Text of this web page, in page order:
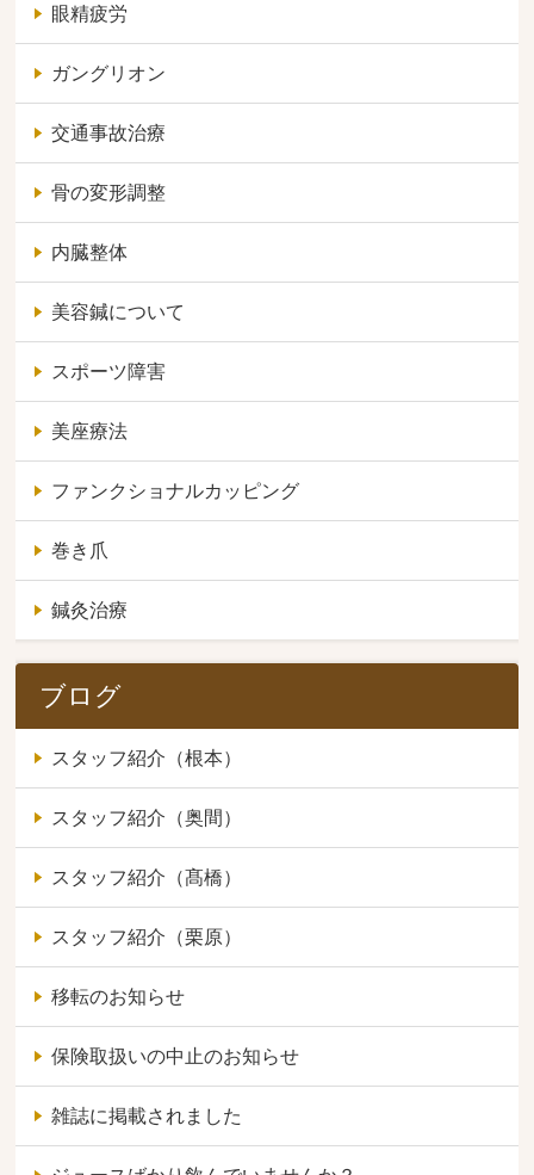
眼精疲労
ガングリオン
交通事故治療
骨の変形調整
内臓整体
美容鍼について
スポーツ障害
美座療法
ファンクショナルカッピング
巻き爪
鍼灸治療
ブログ
スタッフ紹介（根本）
スタッフ紹介（奥間）
スタッフ紹介（髙橋）
スタッフ紹介（栗原）
移転のお知らせ
保険取扱いの中止のお知らせ
雑誌に掲載されました